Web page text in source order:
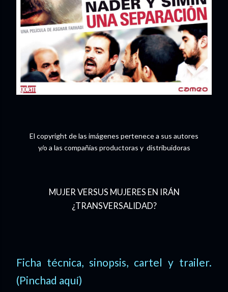
El copyright de las imágenes pertenece a sus autores
y/o a las compañías productoras y distribuidoras
MUJER VERSUS MUJERES EN IRÁN
¿TRANSVERSALIDAD?
Ficha técnica, sinopsis, cartel y trailer.
(Pinchad aquí)